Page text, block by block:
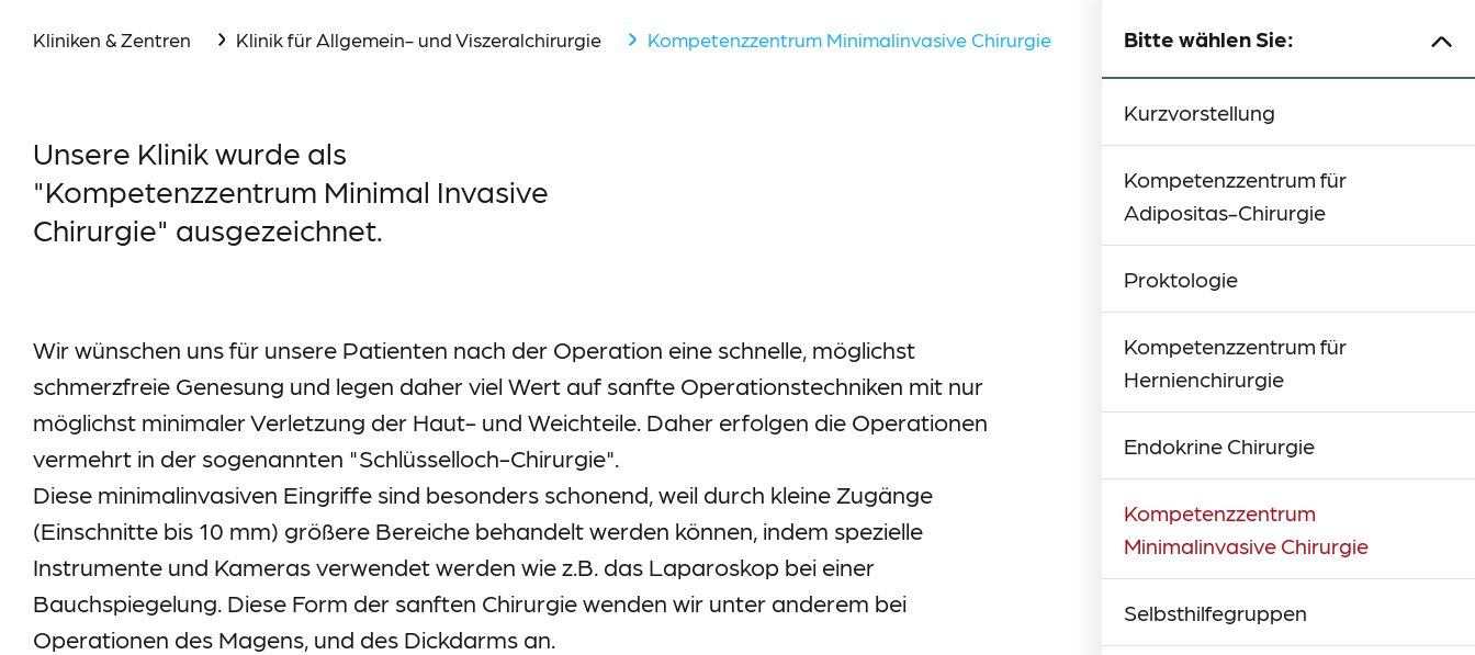
Presse
Suche
Lieferkettensorgfaltspflichtengesetz (LkSG)
Information-Datenerhebung
Datenschutz
Impressum
Meldestelle
Sitemap
Kliniken & Zentren Klinik für Allgemein- und Viszeralchirurgie Kompetenzzentrum Minimalinvasive Chirurgie
Unsere Klinik wurde als
"Kompetenzzentrum Minimal Invasive
Chirurgie" ausgezeichnet.
Wir wünschen uns für unsere Patienten nach der Operation eine schnelle, möglichst
schmerzfreie Genesung und legen daher viel Wert auf sanfte Operationstechniken mit nur
möglichst minimaler Verletzung der Haut- und Weichteile. Daher erfolgen die Operationen
vermehrt in der sogenannten "Schlüsselloch-Chirurgie".
Diese minimalinvasiven Eingriffe sind besonders schonend, weil durch kleine Zugänge
(Einschnitte bis 10 mm) größere Bereiche behandelt werden können, indem spezielle
Instrumente und Kameras verwendet werden wie z.B. das Laparoskop bei einer
Bauchspiegelung. Diese Form der sanften Chirurgie wenden wir unter anderem bei
Operationen des Magens, und des Dickdarms an.
Bitte wählen Sie:
Kurzvorstellung
Kompetenzzentrum für
Adipositas-Chirurgie
Proktologie
Kompetenzzentrum für
Hernienchirurgie
Endokrine Chirurgie
Kompetenzzentrum
Minimalinvasive Chirurgie
Selbsthilfegruppen